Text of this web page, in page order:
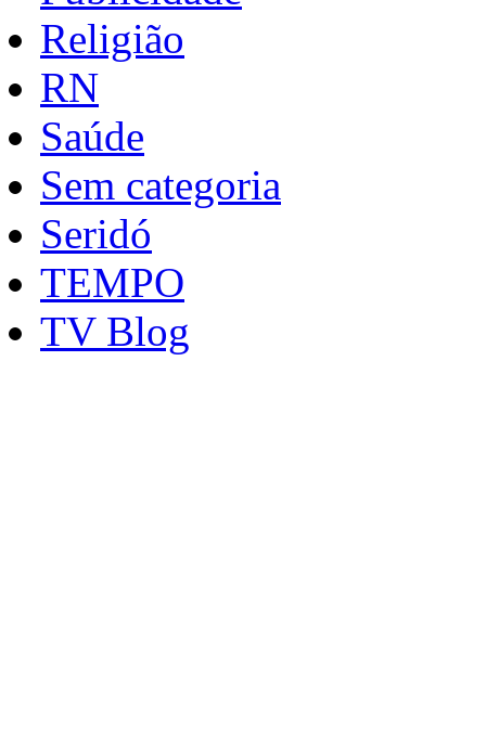
Religião
RN
Saúde
Sem categoria
Seridó
TEMPO
TV Blog